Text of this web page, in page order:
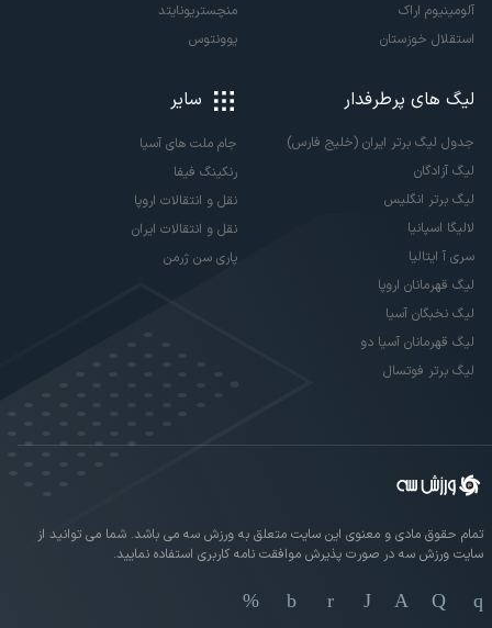
آلومینیوم اراک
استقلال خوزستان
منچستریونایتد
یوونتوس
لیگ های پرطرفدار
جدول لیگ برتر ایران (خلیج فارس)
لیگ آزادگان
لیگ برتر انگلیس
لالیگا اسپانیا
سری آ ایتالیا
لیگ قهرمانان اروپا
لیگ نخبگان آسیا
لیگ قهرمانان آسیا دو
لیگ برتر فوتسال
سایر
جام ملت های آسیا
رنکینگ فیفا
نقل و انتقالات اروپا
نقل و انتقالات ایران
پاری سن ژرمن
تمام حقوق مادی و معنوی این سایت متعلق به ورزش سه می باشد. شما می توانید از
سایت ورزش سه در صورت پذیرش موافقت نامه کاربری استفاده نمایید.